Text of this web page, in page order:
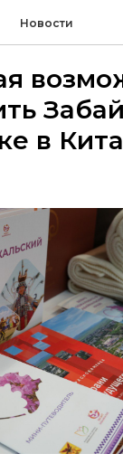
Новости
в